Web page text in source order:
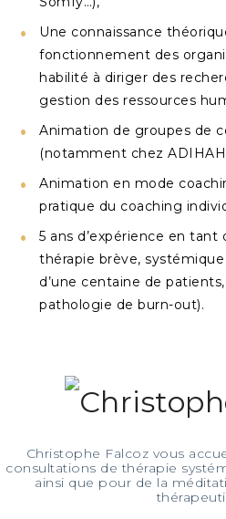
Une connaissance
fonctionnement des
habilité à diriger des
gestion des ressources
Animation de groupes de
(notamment chez
Animation en mode
pratique du coaching
5 ans d’expérience en
thérapie brève,
d’une centaine de
pathologie de burn-out).